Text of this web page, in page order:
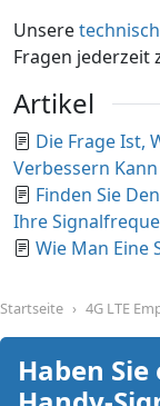
Unsere
Fragen jederzeit
Artikel
Die Frage Ist,
Verbessern Kann
Finden Sie
Ihre
Wie Man
Startseite 4G LTE
Haben